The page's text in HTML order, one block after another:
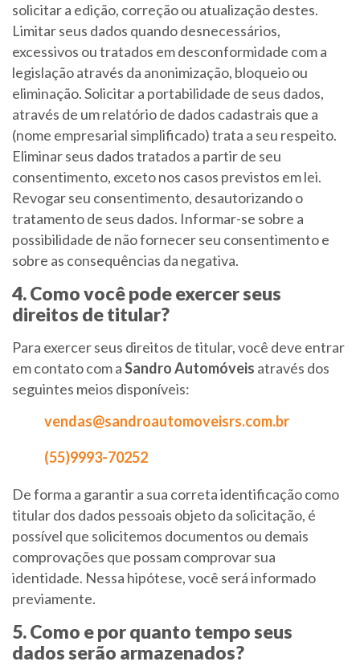
solicitar a edição, correção ou atualização destes.
Limitar seus dados quando desnecessários,
excessivos ou tratados em desconformidade com a
legislação através da anonimização, bloqueio ou
eliminação. Solicitar a portabilidade de seus dados,
através de um relatório de dados cadastrais que a
(nome empresarial simplificado) trata a seu respeito.
Eliminar seus dados tratados a partir de seu
consentimento, exceto nos casos previstos em lei.
Revogar seu consentimento, desautorizando o
tratamento de seus dados. Informar-se sobre a
possibilidade de não fornecer seu consentimento e
sobre as consequências da negativa.
4. Como você pode exercer seus
direitos de titular?
Para exercer seus direitos de titular, você deve entrar
em contato com aSandro Automóveis através dos
seguintes meios disponíveis:
vendas@sandroautomoveisrs.com.br
(55)9993-70252
De forma a garantir a sua correta identificação como
titular dos dados pessoais objeto da solicitação, é
possível que solicitemos documentos ou demais
comprovações que possam comprovar sua
identidade. Nessa hipótese, você será informado
previamente.
5. Como e por quanto tempo seus
dados serão armazenados?